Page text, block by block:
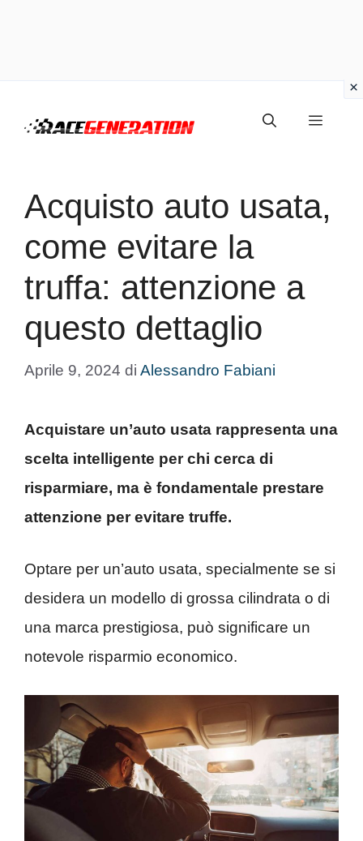
Menu
Acquisto auto usata,
come evitare la
truffa: attenzione a
questo dettaglio
Aprile 9, 2024 di Alessandro Fabiani
Acquistare un’auto usata rappresenta una
scelta intelligente per chi cerca di
risparmiare, ma è fondamentale prestare
attenzione per evitare truffe.
Optare per un’auto usata, specialmente se si
desidera un modello di grossa cilindrata o di
una marca prestigiosa, può significare un
notevole risparmio economico.